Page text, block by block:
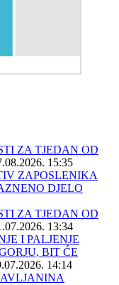
ZA TJEDAN OD
15:35
ZAPOSLENIKA
DJELO
ZA TJEDAN OD
13:34
I PALJENJE
BIT ĆE
14:14